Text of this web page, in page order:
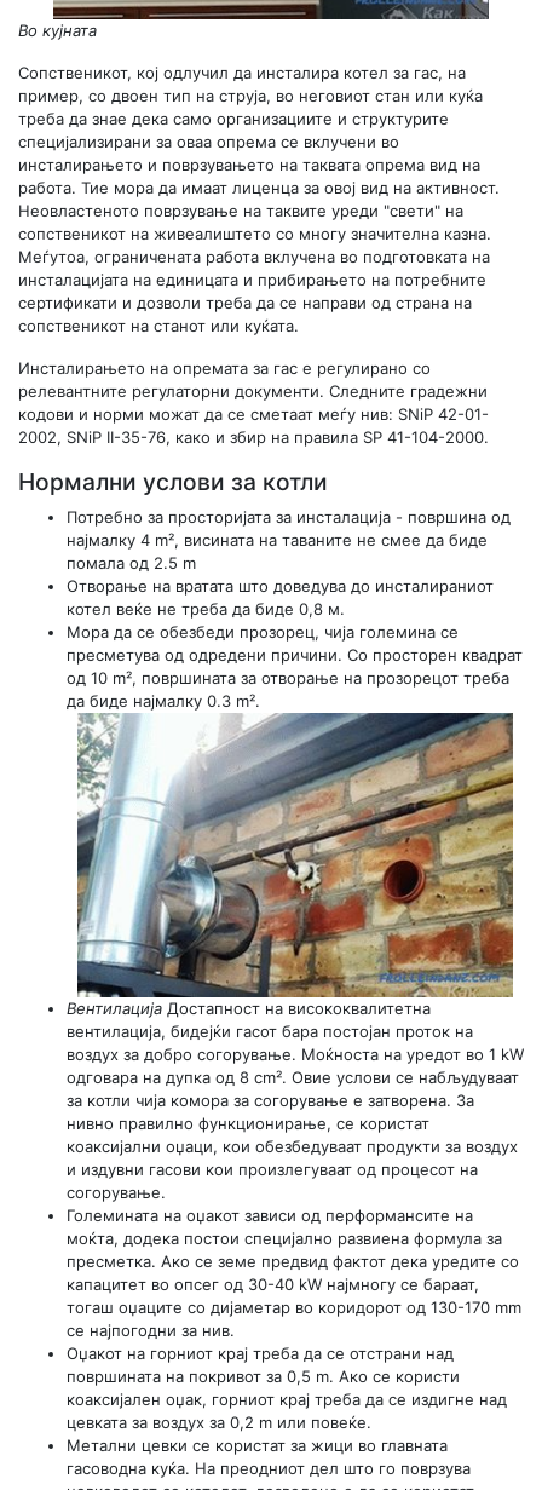
Во кујната
Сопственикот, кој одлучил да инсталира котел за гас, на
пример, со двоен тип на струја, во неговиот стан или куќа
треба да знае дека само организациите и структурите
специјализирани за оваа опрема се вклучени во
инсталирањето и поврзувањето на таквата опрема вид на
работа. Тие мора да имаат лиценца за овој вид на активност.
Неовластеното поврзување на таквите уреди "свети" на
сопственикот на живеалиштето со многу значителна казна.
Меѓутоа, ограничената работа вклучена во подготовката на
инсталацијата на единицата и прибирањето на потребните
сертификати и дозволи треба да се направи од страна на
сопственикот на станот или куќата.
Инсталирањето на опремата за гас е регулирано со
релевантните регулаторни документи. Следните градежни
кодови и норми можат да се сметаат меѓу нив: SNiP 42-01-
2002, SNiP II-35-76, како и збир на правила SP 41-104-2000.
Нормални услови за котли
Потребно за просторијата за инсталација - површина од
најмалку 4 m², висината на таваните не смее да биде
помала од 2.5 m
Отворање на вратата што доведува до инсталираниот
котел веќе не треба да биде 0,8 м.
Мора да се обезбеди прозорец, чија големина се
пресметува од одредени причини. Со просторен квадрат
од 10 m², површината за отворање на прозорецот треба
да биде најмалку 0.3 m².
Вентилација Достапност на висококвалитетна
вентилација, бидејќи гасот бара постојан проток на
воздух за добро согорување. Моќноста на уредот во 1 kW
одговара на дупка од 8 cm². Овие услови се набљудуваат
за котли чија комора за согорување е затворена. За
нивно правилно функционирање, се користат
коаксијални оџаци, кои обезбедуваат продукти за воздух
и издувни гасови кои произлегуваат од процесот на
согорување.
Големината на оџакот зависи од перформансите на
моќта, додека постои специјално развиена формула за
пресметка. Ако се земе предвид фактот дека уредите со
капацитет во опсег од 30-40 kW најмногу се бараат,
тогаш оџаците со дијаметар во коридорот од 130-170 mm
се најпогодни за нив.
Оџакот на горниот крај треба да се отстрани над
површината на покривот за 0,5 m. Ако се користи
коаксијален оџак, горниот крај треба да се издигне над
цевката за воздух за 0,2 m или повеќе.
Метални цевки се користат за жици во главната
гасоводна куќа. На преодниот дел што го поврзува